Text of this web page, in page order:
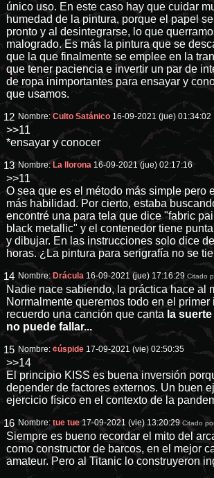
único uso. En este caso hay que cuidar
humedad de la pintura, porque el papel
pronto y al desintegrarse, lo que
malogrado. Es más la pintura que se
que la que finalmente se emplee en la
que tener paciencia e invertir un par de
de ropa inimportantes para ensayar y
que usamos.
12 Nombre:Culto Satánico 16-09-2021 (jue) 01:34:02
>>11
*ensayar y conocer
13 Nombre: La llorona 16-09-2021 (jue) 02:17:16
>>11
O sea que es el método más simple pero
más habilidad. Por cierto, estaba
encontré una para tela que dice "fabric
black metallic" y el contenedor tiene
y dibujar. En las instrucciones solo dice
horas. ¿La pintura para serigrafía no se
14 Nombre: Drácula 16-09-2021 (jue) 17:16:29 Citado
Nadie nace sabiendo, la práctica hace al
Normalmente queremos todo en el primer
recuerdo una canción que canta la
no puede fallar...
15 Nombre:¢úspide 17-09-2021 (vie) 02:50:35
>>14
El principio KISS es buena inversión
depender de factores externos. Un buen
ejercicio físico en el contexto de la
16 Nombre:tue tue 17-09-2021 (vie) 13:20:29 Citado
Siempre es bueno recordar el mito del
como constructor de barcos, en el mejor
amateur. Pero al Titanic lo construyeron